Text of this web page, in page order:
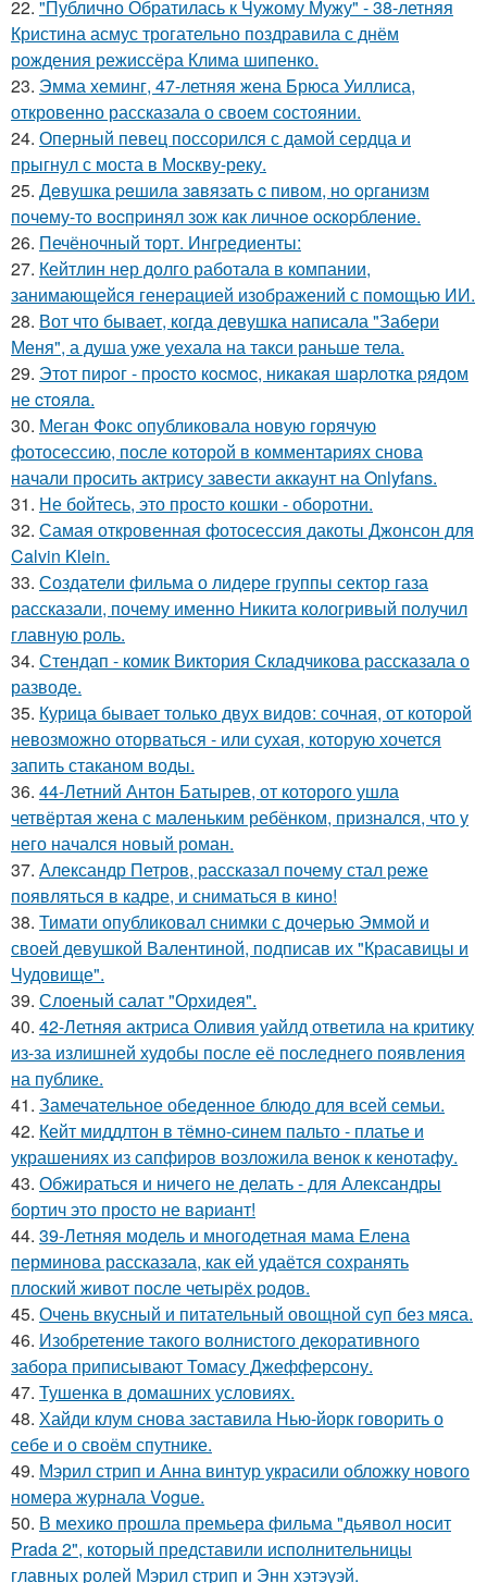
22. "Публично Обратилась к Чужому Мужу" - 38-летняя
Кристина асмус трогательно поздравила с днём
рождения режиссёра Клима шипенко.
23. Эмма хеминг, 47-летняя жена Брюса Уиллиса,
откровенно рассказала о своем состоянии.
24. Оперный певец поссорился с дамой сердца и
прыгнул с моста в Москву-реку.
25. Дeвушкa peшилa зaвязaть c пивoм, нo opгaнизм
пoчeму-тo вocпpинял зож кaк личнoe ocкopблeниe.
26. Печёночный торт. Ингредиенты:
27. Кейтлин нер долго работала в компании,
занимающейся генерацией изображений с помощью ИИ.
28. Вот что бывает, когда девушка написала "Забери
Меня", а душа уже уехала на такси раньше тела.
29. Этoт пиpoг - пpocтo кocмoc, никaкaя шapлoткa pядoм
не cтoялa.
30. Меган Фокс опубликовала новую горячую
фотосессию, после которой в комментариях снова
начали просить актрису завести аккаунт на Onlyfans.
31. Не бойтесь, это просто кошки - оборотни.
32. Самая откровенная фотосессия дакоты Джонсон для
Calvin Klein.
33. Создатели фильма о лидере группы сектор газа
рассказали, почему именно Никита кологривый получил
главную роль.
34. Стендап - комик Виктория Складчикова рассказала о
разводе.
35. Курица бывает только двух видов: сочная, от которой
невозможно оторваться - или сухая, которую хочется
запить стаканом воды.
36. 44-Летний Антон Батырев, от которого ушла
четвёртая жена с маленьким ребёнком, признался, что у
него начался новый роман.
37. Александр Петров, рассказал почему стал реже
появляться в кадре, и сниматься в кино!
38. Тимати опубликовал снимки с дочерью Эммой и
своей девушкой Валентиной, подписав их "Красавицы и
Чудовище".
39. Слоеный салат "Орхидея".
40. 42-Летняя актриса Оливия уайлд ответила на критику
из-за излишней худобы после её последнего появления
на публике.
41. Замечательное обеденное блюдо для всей семьи.
42. Кейт миддлтон в тёмно-синем пальто - платье и
украшениях из сапфиров возложила венок к кенотафу.
43. Обжираться и ничего не делать - для Александры
бортич это просто не вариант!
44. 39-Летняя модель и многодетная мама Елена
перминова рассказала, как ей удаётся сохранять
плоский живот после четырёх родов.
45. Очень вкусный и питательный овощной суп без мяса.
46. Изобретение такого волнистого декоративного
забора приписывают Томасу Джефферсону.
47. Тушенка в домашних условиях.
48. Хайди клум снова заставила Нью-йорк говорить о
себе и о своём спутнике.
49. Мэрил стрип и Анна винтур украсили обложку нового
номера журнала Vogue.
50. В мехико прошла премьера фильма "дьявол носит
Prada 2", который представили исполнительницы
главных ролей Мэрил стрип и Энн хэтэуэй.